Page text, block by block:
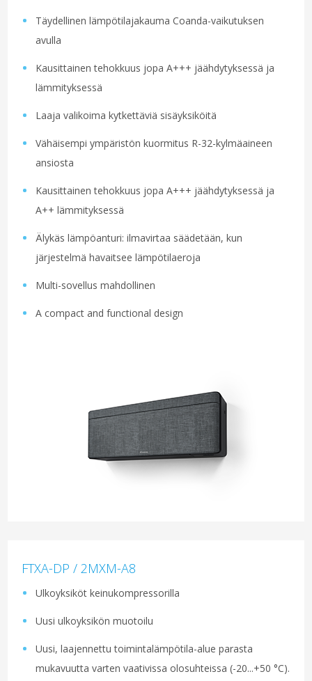
Täydellinen lämpötilajakauma Coanda-vaikutuksen
avulla
Kausittainen tehokkuus jopa A+++ jäähdytyksessä ja
lämmityksessä
Laaja valikoima kytkettäviä sisäyksiköitä
Vähäisempi ympäristön kuormitus R-32-kylmäaineen
ansiosta
Kausittainen tehokkuus jopa A+++ jäähdytyksessä ja
A++ lämmityksessä
Älykäs lämpöanturi: ilmavirtaa säädetään, kun
järjestelmä havaitsee lämpötilaeroja
Multi-sovellus mahdollinen
A compact and functional design
FTXA-DP / 2MXM-A8
Ulkoyksiköt keinukompressorilla
Uusi ulkoyksikön muotoilu
Uusi, laajennettu toimintalämpötila-alue parasta
mukavuutta varten vaativissa olosuhteissa (-20...+50 °C).